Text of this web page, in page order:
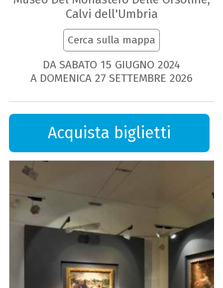
Calvi dell'Umbria
Cerca sulla mappa
DA SABATO 15 GIUGNO 2024
A DOMENICA 27 SETTEMBRE 2026
Acquista biglietti